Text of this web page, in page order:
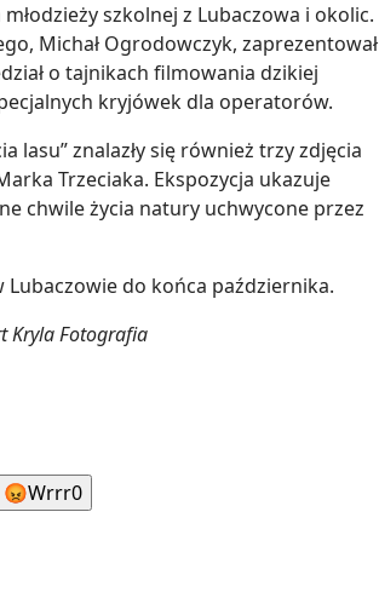
szkolnej z Lubaczowa i okolic.
Michał Ogrodowczyk, zaprezentował
o tajnikach filmowania dzikiej
kryjówek dla operatorów.
lasu” znalazły się również trzy zdjęcia
Trzeciaka. Ekspozycja ukazuje
chwile życia natury uchwycone przez
do końca października.
Kryla Fotografia
😡Wrrr0